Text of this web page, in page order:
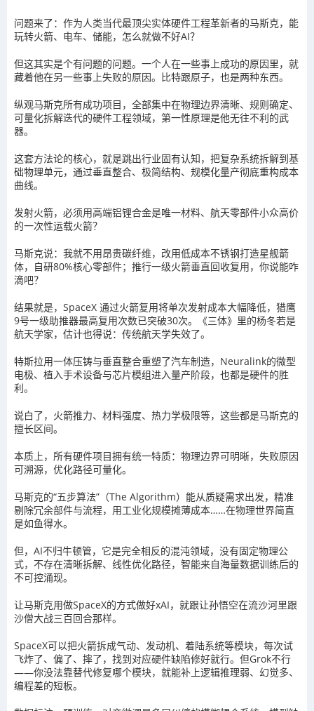
问题来了：作为人类当代最顶尖实体硬件工程革新者的马斯克，能
玩转火箭、电车、储能，怎么就做不好AI？
但这其实是个有问题的问题。一个人在一些事上成功的原因里，就
藏着他在另一些事上失败的原因。比特跟原子，也是两种东西。
纵观马斯克所有成功项目，全部集中在物理边界清晰、规则确定、
可量化拆解迭代的硬件工程领域，第一性原理是他无往不利的武
器。
这套方法论的核心，就是跳出行业固有认知，把复杂系统拆解到基
础物理单元，通过垂直整合、极简结构、规模化量产彻底重构成本
曲线。
发射火箭，必须用高端铝锂合金是唯一材料、航天零部件小众高价
的一次性运载火箭？
马斯克说：我就不用昂贵碳纤维，改用低成本不锈钢打造星舰箭
体，自研80%核心零部件；推行一级火箭垂直回收复用，你说能咋
滴吧？
结果就是，SpaceX 通过火箭复用将单次发射成本大幅降低，猎鹰
9号一级助推器最高复用次数已突破30次。《三体》里的杨冬若是
航天学家，估计也得说：传统航天学失效了。
特斯拉用一体压铸与垂直整合重塑了汽车制造，Neuralink的微型
电极、植入手术设备与芯片模组进入量产阶段，也都是硬件的胜
利。
说白了，火箭推力、材料强度、热力学极限等，这些都是马斯克的
擅长区间。
本质上，所有硬件项目拥有统一特质：物理边界可明晰，失败原因
可溯源，优化路径可量化。
马斯克的“五步算法”（The Algorithm）能从质疑需求出发，精准
剔除冗余部件与流程，用工业化规模摊薄成本……在物理世界简直
是如鱼得水。
但，AI不归牛顿管，它是完全相反的混沌领域，没有固定物理公
式，不存在清晰拆解、线性优化路径，智能来自海量数据训练后的
不可控涌现。
让马斯克用做SpaceX的方式做好xAI，就跟让孙悟空在流沙河里跟
沙僧大战三百回合那样。
SpaceX可以把火箭拆成气动、发动机、着陆系统等模块，每次试
飞炸了、偏了、摔了，找到对应硬件缺陷修好就行。但Grok不行
——你没法靠替代修复哪个模块，就能补上逻辑推理弱、幻觉多、
编程差的短板。